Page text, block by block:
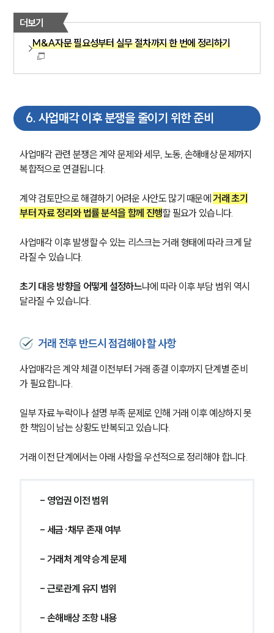
더보기
M&A자문 필요성부터 실무 절차까지 한 번에 정리하기
6. 사업매각 이후 분쟁을 줄이기 위한 준비
사업매각 관련 분쟁은 계약 문제와 세무, 노동, 손해배상 문제까지
복합적으로 연결됩니다.
계약 검토만으로 해결하기 어려운 사안도 많기 때문에 거래 초기
부터 자료 정리와 법률 분석을 함께 진행할 필요가 있습니다.
사업매각 이후 발생할 수 있는 리스크는 거래 형태에 따라 크게 달
라질 수 있습니다.
초기 대응 방향을 어떻게 설정하느냐에 따라 이후 부담 범위 역시
달라질 수 있습니다.
거래 전후 반드시 점검해야 할 사항
사업매각은 계약 체결 이전부터 거래 종결 이후까지 단계별 준비
가 필요합니다.
일부 자료 누락이나 설명 부족 문제로 인해 거래 이후 예상하지 못
한 책임이 남는 상황도 반복되고 있습니다.
거래 이전 단계에서는 아래 사항을 우선적으로 정리해야 합니다.
- 영업권 이전 범위
- 세금·채무 존재 여부
- 거래처 계약 승계 문제
- 근로관계 유지 범위
- 손해배상 조항 내용